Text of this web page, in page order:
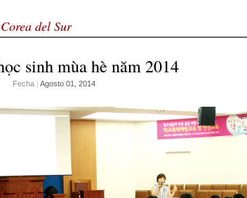
del Sur
sinh mùa hè năm 2014
Fecha | Agosto 01, 2014